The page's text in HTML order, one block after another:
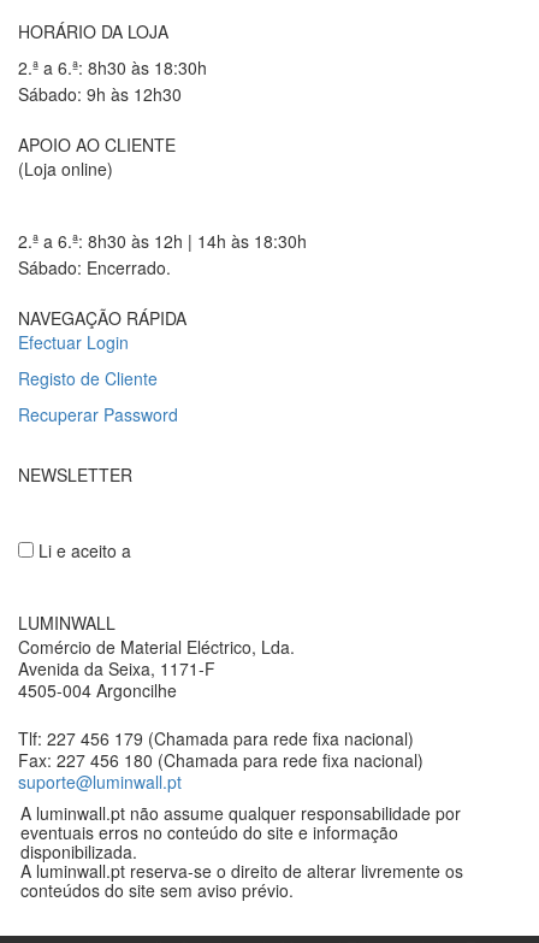
HORÁRIO DA LOJA
2.ª a 6.ª: 8h30 às 18:30h
Sábado: 9h às 12h30
APOIO AO CLIENTE
(Loja online)
2.ª a 6.ª: 8h30 às 12h | 14h às 18:30h
Sábado: Encerrado.
NAVEGAÇÃO RÁPIDA
Efectuar Login
Registo de Cliente
Recuperar Password
NEWSLETTER
Li e aceito a
LUMINWALL
Comércio de Material Eléctrico, Lda.
Avenida da Seixa, 1171-F
4505-004 Argoncilhe
Tlf: 227 456 179 (Chamada para rede fixa nacional)
Fax: 227 456 180 (Chamada para rede fixa nacional)
suporte@luminwall.pt
A luminwall.pt não assume qualquer responsabilidade por
eventuais erros no conteúdo do site e informação
disponibilizada.
A luminwall.pt reserva-se o direito de alterar livremente os
conteúdos do site sem aviso prévio.